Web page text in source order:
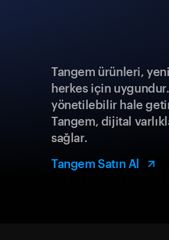
Tangem ürünleri,
herkes için
yönetilebilir hale
Tangem, dijital
sağlar.
Tangem Satın Al